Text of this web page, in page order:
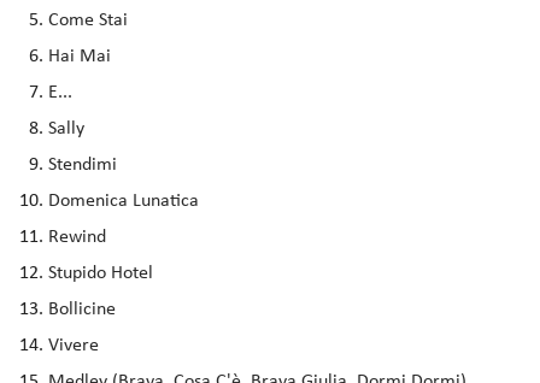
Come Stai
Hai Mai
E...
Sally
Stendimi
Domenica Lunatica
Rewind
Stupido Hotel
Bollicine
Vivere